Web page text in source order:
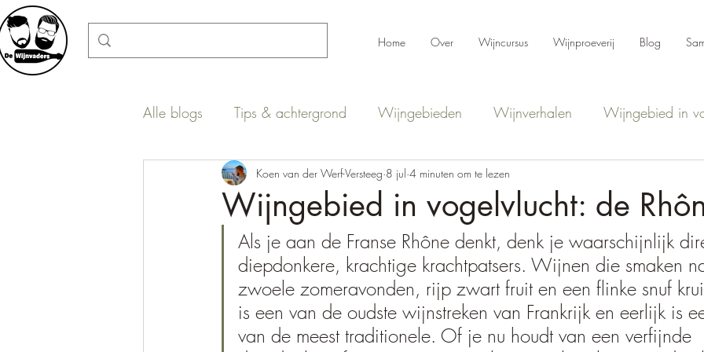
Home Over Wijncursus Wijnproeverij Blog
Alle blogs Tips & achtergrond Wijngebieden Wijnverhalen Wijngebied in
Onbekend maakt onbemind Sterke verhalen Wijnbazen
Wijngebied in vogelvlucht: de
Koen van der Werf-Versteeg 8 jul 4 minuten om te lezen
Als je aan de Franse Rhône denkt, denk je waarschijnlijk
diepdonkere, krachtige krachtpatsers. Wijnen die smaken
zwoele zomeravonden, rijp zwart fruit en een flinke snuf
is een van de oudste wijnstreken van Frankrijk en eerlijk is
van de meest traditionele. Of je nu houdt van een verfijnde